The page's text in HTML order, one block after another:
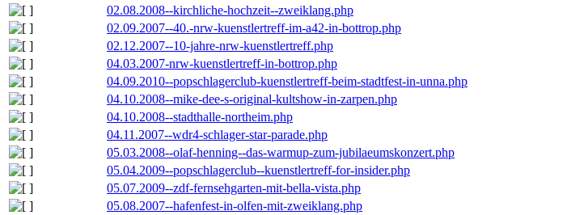
02.08.2008--kirchliche-hochzeit--zweiklang.php
02.09.2007--40.-nrw-kuenstlertreff-im-a42-in-bottrop.php
02.12.2007--10-jahre-nrw-kuenstlertreff.php
04.03.2007-nrw-kuenstlertreff-in-bottrop.php
04.09.2010--popschlagerclub-kuenstlertreff-beim-stadtfest-in-unna.php
04.10.2008--mike-dee-s-original-kultshow-in-zarpen.php
04.10.2008--stadthalle-northeim.php
04.11.2007--wdr4-schlager-star-parade.php
05.03.2008--olaf-henning--das-warmup-zum-jubilaeumskonzert.php
05.04.2009--popschlagerclub--kuenstlertreff-for-insider.php
05.07.2009--zdf-fernsehgarten-mit-bella-vista.php
05.08.2007--hafenfest-in-olfen-mit-zweiklang.php